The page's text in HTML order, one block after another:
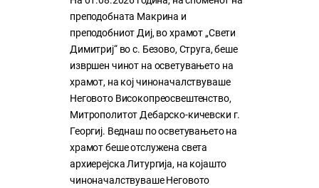
преподобната Макрина и
преподобниот Диј, во храмот „Свети
Димитриј“ во с. Безово, Струга, беше
извршен чинот на осветувањето на
храмот, на кој чиноначалствуваше
Неговото Високопреосвештенство,
Митрополитот Дебарско-кичевски г.
Георгиј. Веднаш по осветувањето на
храмот беше отслужена света
архиерејска Литургија, на којашто
чиноначалствуваше Неговото